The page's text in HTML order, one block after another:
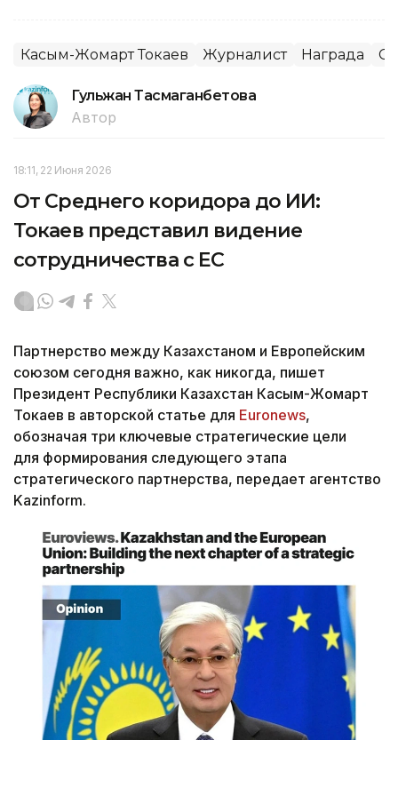
Касым-Жомарт Токаев Журналист Награда
Гульжан Тасмаганбетова
Автор
18:11, 22 Июня 2026
От Среднего коридора до ИИ:
Токаев представил видение
сотрудничества с ЕС
Партнерство между Казахстаном и Европейским
союзом сегодня важно, как никогда, пишет
Президент Республики Казахстан Касым-Жомарт
Токаев в авторской статье для Euronews,
обозначая три ключевые стратегические цели
для формирования следующего этапа
стратегического партнерства, передает агентство
Kazinform.